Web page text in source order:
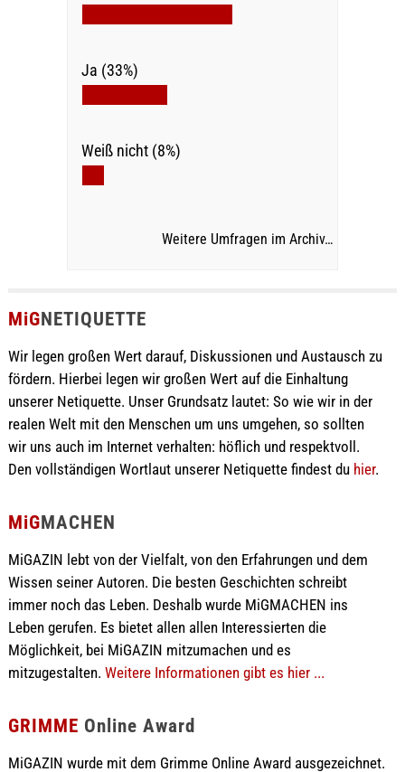
Ja (33%)
Weiß nicht (8%)
Weitere Umfragen im Archiv…
MiGNETIQUETTE
Wir legen großen Wert darauf, Diskussionen und Austausch zu
fördern. Hierbei legen wir großen Wert auf die Einhaltung
unserer Netiquette. Unser Grundsatz lautet: So wie wir in der
realen Welt mit den Menschen um uns umgehen, so sollten
wir uns auch im Internet verhalten: höflich und respektvoll.
Den vollständigen Wortlaut unserer Netiquette findest du hier.
MiGMACHEN
MiGAZIN lebt von der Vielfalt, von den Erfahrungen und dem
Wissen seiner Autoren. Die besten Geschichten schreibt
immer noch das Leben. Deshalb wurde MiGMACHEN ins
Leben gerufen. Es bietet allen allen Interessierten die
Möglichkeit, bei MiGAZIN mitzumachen und es
mitzugestalten. Weitere Informationen gibt es hier ...
GRIMME Online Award
MiGAZIN wurde mit dem Grimme Online Award ausgezeichnet.